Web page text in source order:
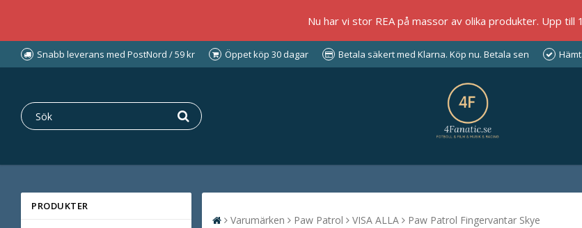
Nu har vi stor REA på massor av olika produkter. Upp till
Snabb leverans med PostNord / 59 kr Öppet köp 30 dagar Betala säkert med Klarna. Köp nu. Betala sen
PRODUKTER
Varumärken Paw Patrol VISA ALLA Paw Patrol Fingervantar Skye